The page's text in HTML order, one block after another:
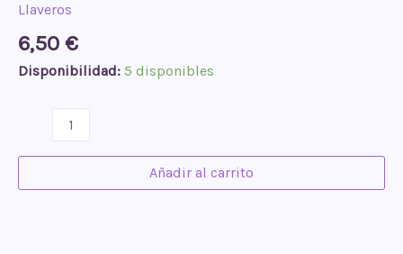
Llaveros
6,50 €
Disponibilidad: 5 disponibles
huella
cantidad
Añadir al carrito